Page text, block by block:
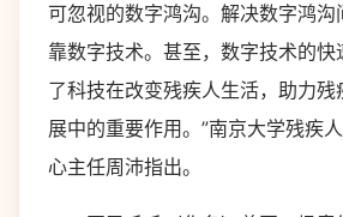
可忽视的数字鸿沟。解决数字鸿沟
靠数字技术。甚至，数字技术的快
了科技在改变残疾人生活，助力残
展中的重要作用。”南京大学残疾
心主任周沛指出。